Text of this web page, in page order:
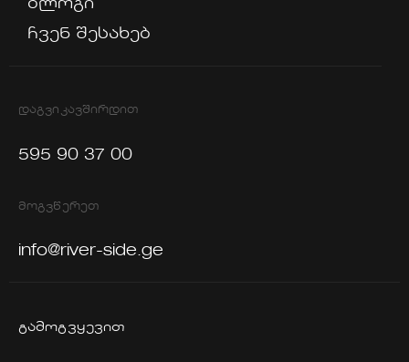
ბლოგი
ჩვენ შესახებ
ᲓᲐᲒᲕᲘᲙᲐᲕᲨᲘᲠᲓᲘᲗ
595 90 37 00
ᲛᲝᲒᲕᲬᲔᲠᲔᲗ
info@river-side.ge
ᲒᲐᲛᲝᲒᲕᲧᲔᲕᲘᲗ